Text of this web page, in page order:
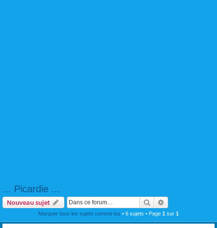
... Picardie ...
Nouveau sujet Rechercher
Marquer tous les sujets comme lus • 6 sujets • Page 1 sur 1